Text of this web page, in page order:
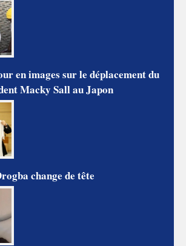
en images sur le déplacement du
Macky Sall au Japon
change de tête